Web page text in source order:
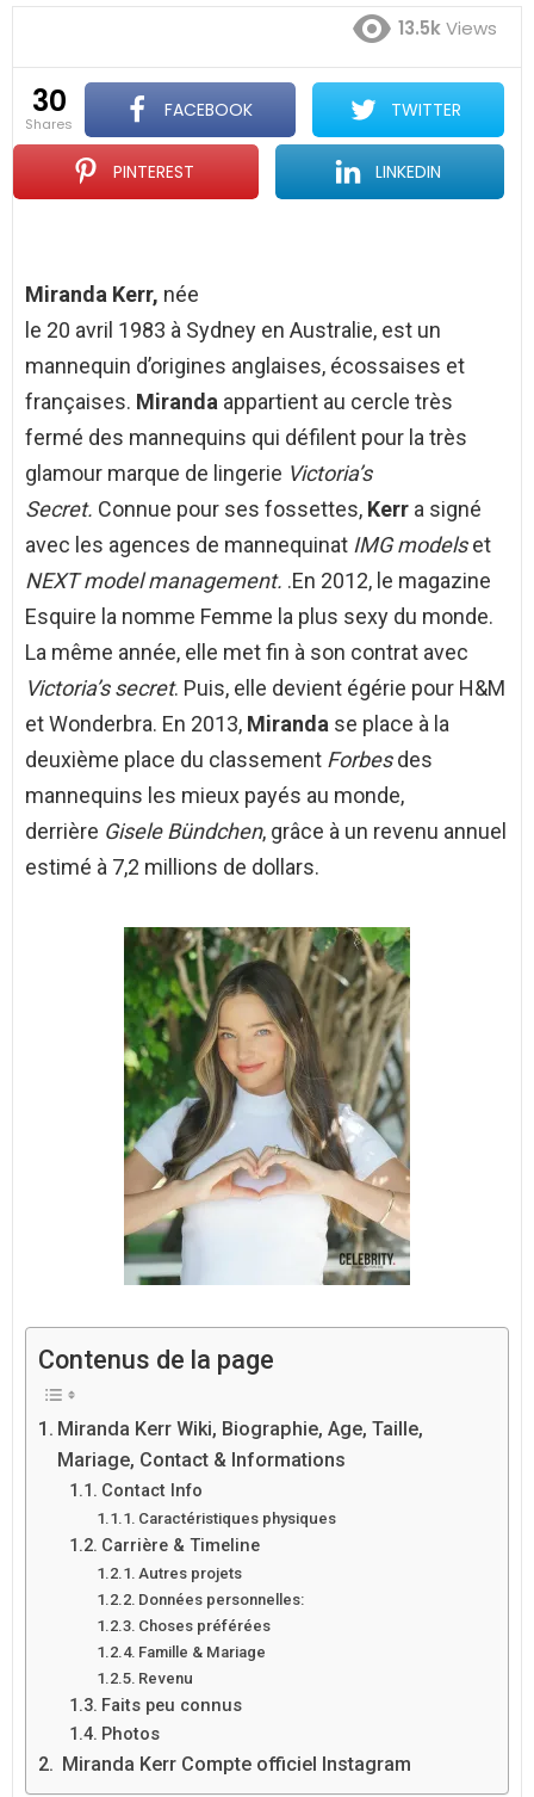
13.5kViews
30
shares
FACEBOOK TWITTER
PINTEREST LINKEDIN
Miranda Kerr, née
le 20 avril 1983 à Sydney en Australie, est un
mannequin d’origines anglaises, écossaises et
françaises. Miranda appartient au cercle très
fermé des mannequins qui défilent pour la très
glamour marque de lingerie Victoria’s
Secret. Connue pour ses fossettes, Kerr a signé
avec les agences de mannequinat IMG modelset
NEXT model management. .En 2012, le magazine
Esquire la nomme Femme la plus sexy du monde.
La même année, elle met fin à son contrat avec
Victoria’s secret. Puis, elle devient égérie pour H&M
et Wonderbra. En 2013, Miranda se place à la
deuxième place du classement Forbesdes
mannequins les mieux payés au monde,
derrière Gisele Bündchen, grâce à un revenu annuel
estimé à 7,2 millions de dollars.
Contenus de la page
Miranda Kerr Wiki, Biographie, Age, Taille,
Mariage, Contact & Informations
Contact Info
Caractéristiques physiques
Carrière & Timeline
Autres projets
Données personnelles:
Choses préférées
Famille & Mariage
Revenu
Faits peu connus
Photos
Miranda Kerr Compte officiel Instagram